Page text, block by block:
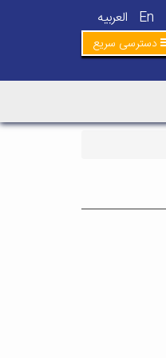
En العربیه
دسترسی سریع